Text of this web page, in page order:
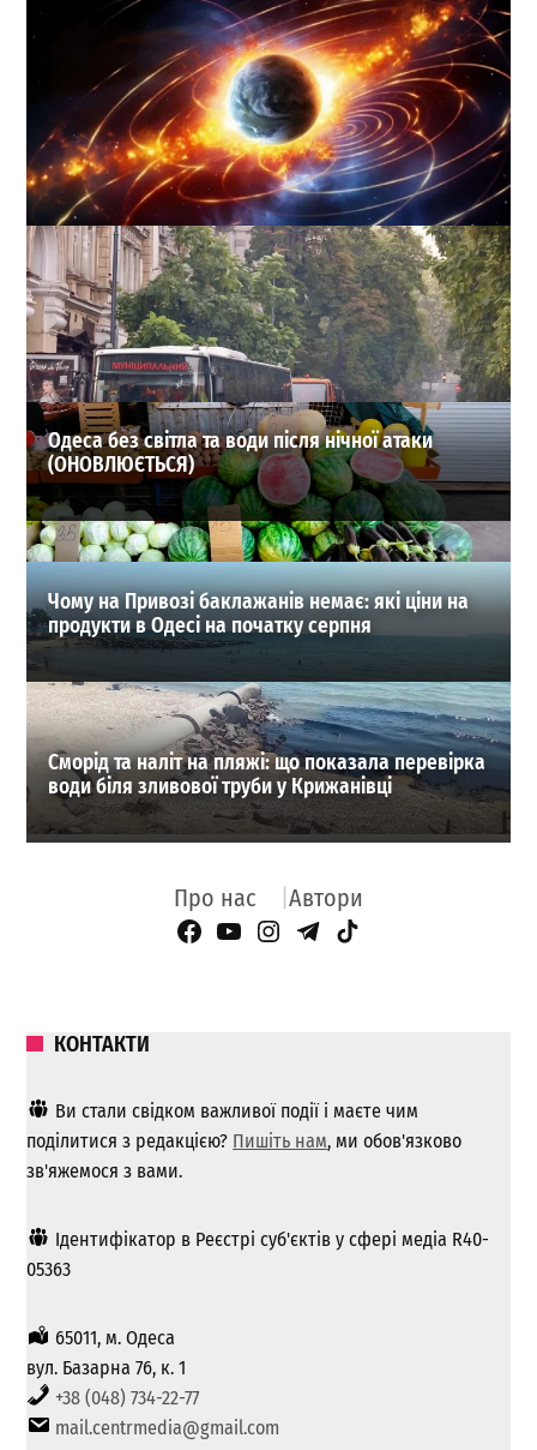
Магнітна буря відступає? Яким буде геомагнітний
фон 5 серпня
0
05-08-2026 в 05:52
ВИБІР РЕДАКЦІЇ
Одеса без світла та води після нічної атаки
(ОНОВЛЮЄТЬСЯ)
Чому на Привозі баклажанів немає: які ціни на
продукти в Одесі на початку серпня
Сморід та наліт на пляжі: що показала перевірка
води біля зливової труби у Крижанівці
Про нас Автори
Facebook Page
YouTube
Instagram
Telegram
TikTok
КОНТАКТИ
Ви стали свідком важливої ​​події і маєте чим
поділитися з редакцією? Пишіть нам, ми обов'язково
зв'яжемося з вами.
Ідентифікатор в Реєстрі суб'єктів у сфері медіа R40-
05363
65011, м. Одеса
вул. Базарна 76, к. 1
+38 (048) 734-22-77
mail.centrmedia@gmail.com